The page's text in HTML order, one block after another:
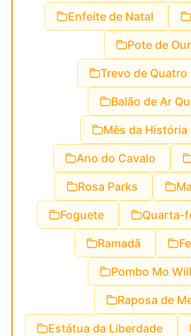
Enfeite de Natal
Pote de
Trevo de Quatro
Balão de Ar
Mês da História
Ano do Cavalo
Rosa Parks
Foguete
Quarta-
Ramadã
Pombo Mo
Raposa de
Estátua da Liberdade